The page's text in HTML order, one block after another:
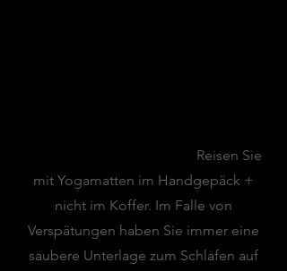
Reisen Sie
mit Yogamatten im Handgepäck +
nicht im Koffer. Im Falle von
Verspätungen haben Sie immer eine
saubere Unterlage zum Schlafen auf